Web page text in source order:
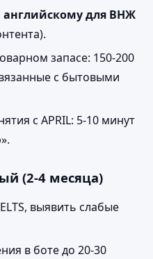
английскому для ВНЖ
запасе: 150‑200
с бытовыми
с APRIL: 5‑10 минут
(2‑4 месяца)
выявить слабые
в боте до 20‑30